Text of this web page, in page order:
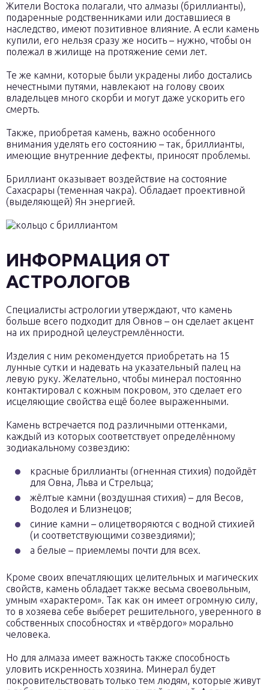
Жители Востока полагали, что алмазы (бриллианты),
подаренные родственниками или доставшиеся в
наследство, имеют позитивное влияние. А если камень
купили, его нельзя сразу же носить – нужно, чтобы он
полежал в жилище на протяжение семи лет.
Те же камни, которые были украдены либо достались
нечестными путями, навлекают на голову своих
владельцев много скорби и могут даже ускорить его
смерть.
Также, приобретая камень, важно особенного
внимания уделять его состоянию – так, бриллианты,
имеющие внутренние дефекты, приносят проблемы.
Бриллиант оказывает воздействие на состояние
Сахасрары (теменная чакра). Обладает проективной
(выделяющей) Ян энергией.
ИНФОРМАЦИЯ ОТ
АСТРОЛОГОВ
Специалисты астрологии утверждают, что камень
больше всего подходит для Овнов – он сделает акцент
на их природной целеустремлённости.
Изделия с ним рекомендуется приобретать на 15
лунные сутки и надевать на указательный палец на
левую руку. Желательно, чтобы минерал постоянно
контактировал с кожным покровом, это сделает его
исцеляющие свойства ещё более выраженными.
Камень встречается под различными оттенками,
каждый из которых соответствует определённому
зодиакальному созвездию:
красные бриллианты (огненная стихия) подойдёт
для Овна, Льва и Стрельца;
жёлтые камни (воздушная стихия) – для Весов,
Водолея и Близнецов;
синие камни – олицетворяются с водной стихией
(и соответствующими созвездиями);
а белые – приемлемы почти для всех.
Кроме своих впечатляющих целительных и магических
свойств, камень обладает также весьма своевольным,
умным «характером». Так как он имеет огромную силу,
то в хозяева себе выберет решительного, уверенного в
собственных способностях и «твёрдого» морально
человека.
Но для алмаза имеет важность также способность
уловить искренность хозяина. Минерал будет
покровительствовать только тем людям, которые живут